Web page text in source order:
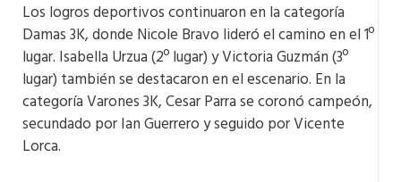
Los logros deportivos continuaron en la categoría
Damas 3K, donde Nicole Bravo lideró el camino en el 1º
lugar. Isabella Urzua (2º lugar) y Victoria Guzmán (3º
lugar) también se destacaron en el escenario. En la
categoría Varones 3K, Cesar Parra se coronó campeón,
secundado por Ian Guerrero y seguido por Vicente
Lorca.